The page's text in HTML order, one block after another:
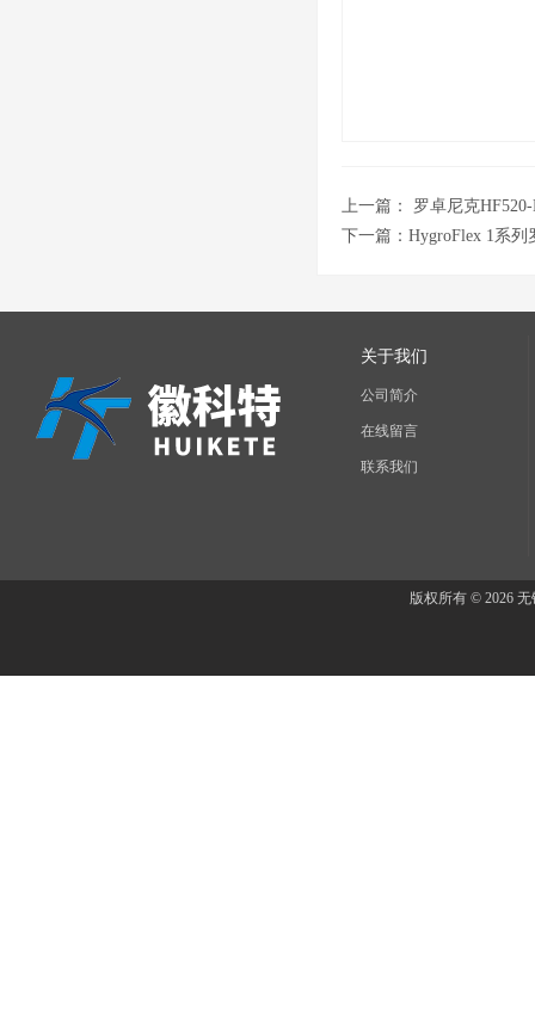
上一篇： 罗卓尼克
下一篇： HygroFlex 1系
关于我们
公司简介
在线留言
联系我们
版权所有 © 2026